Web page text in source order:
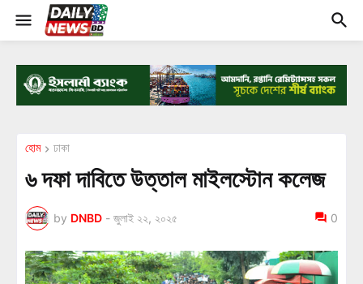
হোম ঢাকা
৬ দফা দাবিতে উত্তাল মাইলস্টোন কলেজ
by DNBD - জুলাই ২২, ২০২৫ 0